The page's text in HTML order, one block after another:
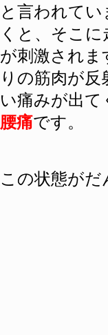
と言われてい
くと、そこ
が刺激されま
りの筋肉が
い痛みが出
腰痛です。
この状態がだ